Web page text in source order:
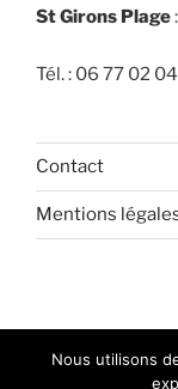
St Girons Plage
Tél. : 06 77 02
Contact
Mentions
Nous utilisons